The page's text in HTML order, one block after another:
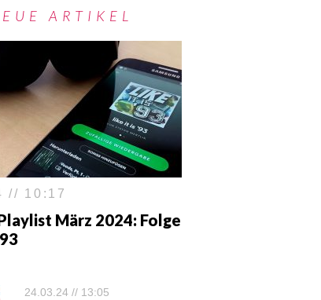
ARTIKEL
// 10:17
März 2024: Folge
24.03.24 // 13:05